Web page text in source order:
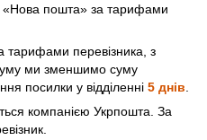
«Нова пошта» зa тарифами
перевізника, з
ми зменшимо суму
посилки у відділенні 5 днів
компанією Укрпошта. За